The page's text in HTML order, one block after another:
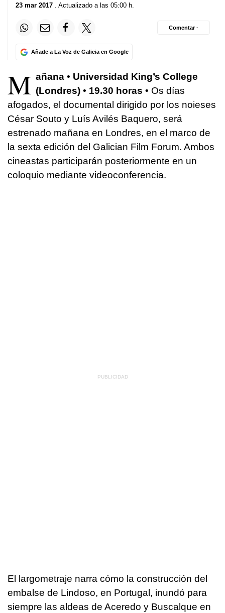
23 mar 2017 . Actualizado a las 05:00 h.
Añade a La Voz de Galicia en Google
Comentar ·
M añana • Universidad King’s College
(Londres) • 19.30 horas • Os días
afogados, el documental dirigido por los noieses
César Souto y Luís Avilés Baquero, será
estrenado mañana en Londres, en el marco de
la sexta edición del Galician Film Forum. Ambos
cineastas participarán posteriormente en un
coloquio mediante videoconferencia.
El largometraje narra cómo la construcción del
embalse de Lindoso, en Portugal, inundó para
siempre las aldeas de Aceredo y Buscalque en